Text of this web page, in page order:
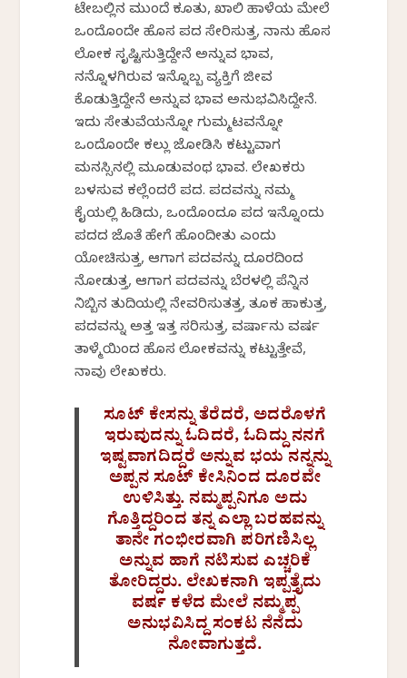
ಟೇಬಲ್ಲಿನ ಮುಂದೆ ಕೂತು, ಖಾಲಿ ಹಾಳೆಯ ಮೇಲೆ
ಒಂದೊಂದೇ ಹೊಸ ಪದ ಸೇರಿಸುತ್ತ, ನಾನು ಹೊಸ
ಲೋಕ ಸೃಷ್ಟಿಸುತ್ತಿದ್ದೇನೆ ಅನ್ನುವ ಭಾವ,
ನನ್ನೊಳಗಿರುವ ಇನ್ನೊಬ್ಬ ವ್ಯಕ್ತಿಗೆ ಜೀವ
ಕೊಡುತ್ತಿದ್ದೇನೆ ಅನ್ನುವ ಭಾವ ಅನುಭವಿಸಿದ್ದೇನೆ.
ಇದು ಸೇತುವೆಯನ್ನೋ ಗುಮ್ಮಟವನ್ನೋ
ಒಂದೊಂದೇ ಕಲ್ಲು ಜೋಡಿಸಿ ಕಟ್ಟುವಾಗ
ಮನಸ್ಸಿನಲ್ಲಿ ಮೂಡುವಂಥ ಭಾವ. ಲೇಖಕರು
ಬಳಸುವ ಕಲ್ಲೆಂದರೆ ಪದ. ಪದವನ್ನು ನಮ್ಮ
ಕೈಯಲ್ಲಿ ಹಿಡಿದು, ಒಂದೊಂದೂ ಪದ ಇನ್ನೊಂದು
ಪದದ ಜೊತೆ ಹೇಗೆ ಹೊಂದೀತು ಎಂದು
ಯೋಚಿಸುತ್ತ, ಆಗಾಗ ಪದವನ್ನು ದೂರದಿಂದ
ನೋಡುತ್ತ, ಆಗಾಗ ಪದವನ್ನು ಬೆರಳಲ್ಲಿ ಪೆನ್ನಿನ
ನಿಬ್ಬಿನ ತುದಿಯಲ್ಲಿ ನೇವರಿಸುತತ್ತ, ತೂಕ ಹಾಕುತ್ತ,
ಪದವನ್ನು ಅತ್ತ ಇತ್ತ ಸರಿಸುತ್ತ, ವರ್ಷಾನು ವರ್ಷ
ತಾಳ್ಮೆಯಿಂದ ಹೊಸ ಲೋಕವನ್ನು ಕಟ್ಟುತ್ತೇವೆ,
ನಾವು ಲೇಖಕರು.
ಸೂಟ್ ಕೇಸನ್ನು ತೆರೆದರೆ, ಅದರೊಳಗೆ
ಇರುವುದನ್ನು ಓದಿದರೆ, ಓದಿದ್ದು ನನಗೆ
ಇಷ್ಟವಾಗದಿದ್ದರೆ ಅನ್ನುವ ಭಯ ನನ್ನನ್ನು
ಅಪ್ಪನ ಸೂಟ್ ಕೇಸಿನಿಂದ ದೂರವೇ
ಉಳಿಸಿತ್ತು. ನಮ್ಮಪ್ಪನಿಗೂ ಅದು
ಗೊತ್ತಿದ್ದರಿಂದ ತನ್ನ ಎಲ್ಲಾ ಬರಹವನ್ನು
ತಾನೇ ಗಂಭೀರವಾಗಿ ಪರಿಗಣಿಸಿಲ್ಲ
ಅನ್ನುವ ಹಾಗೆ ನಟಿಸುವ ಎಚ್ಚರಿಕೆ
ತೋರಿದ್ದರು. ಲೇಖಕನಾಗಿ ಇಪ್ಪತ್ತೈದು
ವರ್ಷ ಕಳೆದ ಮೇಲೆ ನಮ್ಮಪ್ಪ
ಅನುಭವಿಸಿದ್ದ ಸಂಕಟ ನೆನೆದು
ನೋವಾಗುತ್ತದೆ.